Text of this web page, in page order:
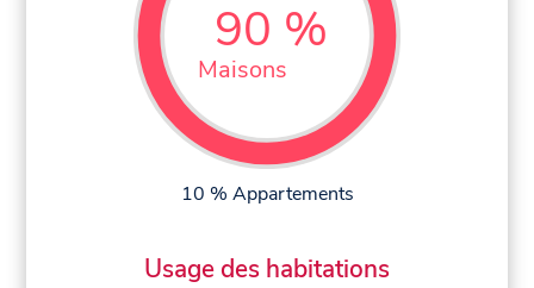
90 %
Maisons
10 % Appartements
Usage des habitations